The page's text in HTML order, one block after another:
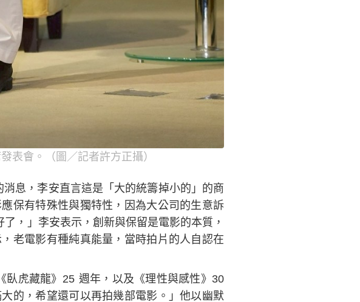
表會。（圖／記者許方正攝）
息，李安直言這是「大的統籌掉小的」的商
保有特殊性與獨特性，因為大公司的生意訴
，」李安表示，創新與保留是電影的本質，
老電影有種純真能量，當時拍片的人自認在
臥虎藏龍》25 週年，以及《理性與感性》30
的，希望還可以再拍幾部電影。」他以幽默